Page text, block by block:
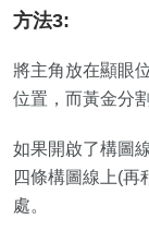
方法3:
將主角放在顯眼
位置，而黃金分
如果開啟了構圖
四條構圖線上(再
處。